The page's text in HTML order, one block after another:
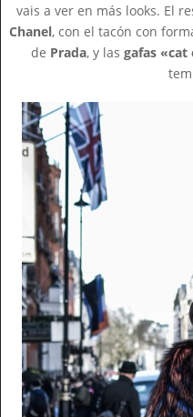
vais a ver en más looks. El
Chanel, con el tacón con
de Prada, y las gafas «cat